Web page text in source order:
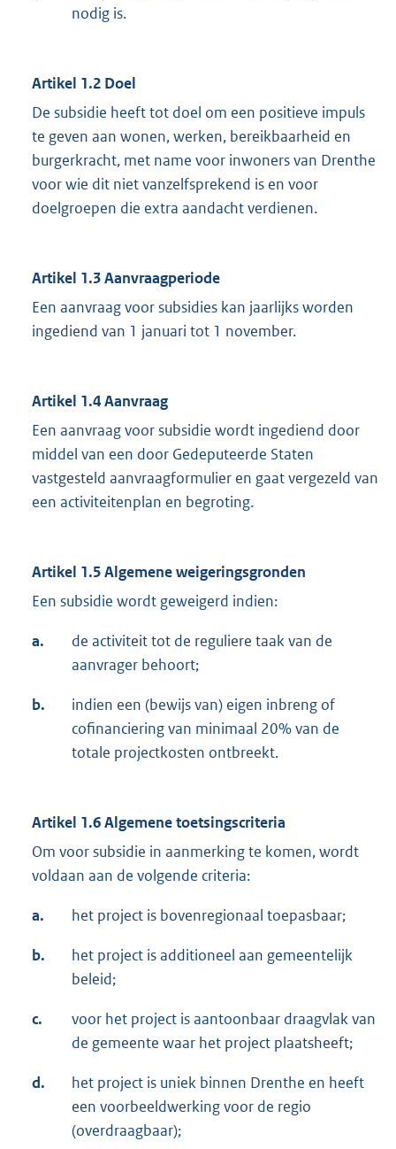
nodig is.
Artikel 1.2 Doel
De subsidie heeft tot doel om een positieve impuls
te geven aan wonen, werken, bereikbaarheid en
burgerkracht, met name voor inwoners van Drenthe
voor wie dit niet vanzelfsprekend is en voor
doelgroepen die extra aandacht verdienen.
Artikel 1.3 Aanvraagperiode
Een aanvraag voor subsidies kan jaarlijks worden
ingediend van 1 januari tot 1 november.
Artikel 1.4 Aanvraag
Een aanvraag voor subsidie wordt ingediend door
middel van een door Gedeputeerde Staten
vastgesteld aanvraagformulier en gaat vergezeld van
een activiteitenplan en begroting.
Artikel 1.5 Algemene weigeringsgronden
Een subsidie wordt geweigerd indien:
a.
de activiteit tot de reguliere taak van de
aanvrager behoort;
b.
indien een (bewijs van) eigen inbreng of
cofinanciering van minimaal 20% van de
totale projectkosten ontbreekt.
Artikel 1.6 Algemene toetsingscriteria
Om voor subsidie in aanmerking te komen, wordt
voldaan aan de volgende criteria:
a. het project is bovenregionaal toepasbaar;
b.
het project is additioneel aan gemeentelijk
beleid;
c.
voor het project is aantoonbaar draagvlak van
de gemeente waar het project plaatsheeft;
d.
het project is uniek binnen Drenthe en heeft
een voorbeeldwerking voor de regio
(overdraagbaar);